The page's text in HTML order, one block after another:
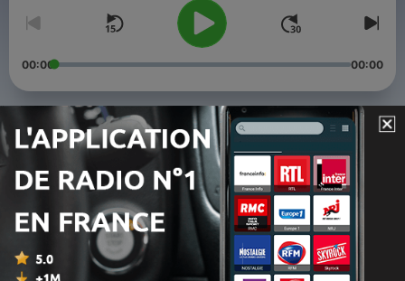
00:00 00:00
Épisodes
92 - 18H Week-end du dimanche 2 août 2026
91 - 18H Quentin Bérichel du dimanche 26 juillet 2026
26 juil. 2026